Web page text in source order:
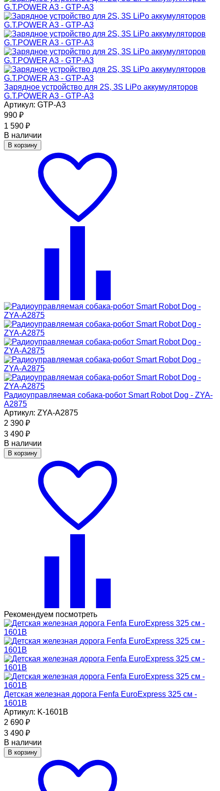
Зарядное устройство для 2S, 3S LiPo аккумуляторов
G.T.POWER A3 - GTP-A3
Артикул: GTP-A3
990 ₽
1 590 ₽
В наличии
В корзину
Радиоуправляемая собака-робот Smart Robot Dog - ZYA-
A2875
Артикул: ZYA-A2875
2 390 ₽
3 490 ₽
В наличии
В корзину
Рекомендуем посмотреть
Детская железная дорога Fenfa EuroExpress 325 см -
1601B
Артикул: K-1601B
2 690 ₽
3 490 ₽
В наличии
В корзину